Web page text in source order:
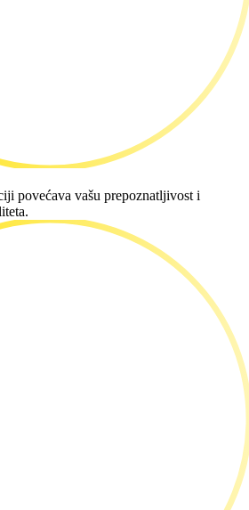
povećava vašu prepoznatljivost i